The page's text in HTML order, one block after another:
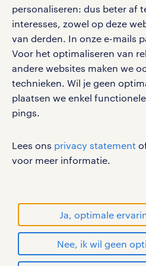
personaliseren: dus beter af
interesses, zowel op deze
van derden. In onze e-mails
Voor het optimaliseren van
andere websites maken we
technieken. Wil je geen
plaatsen we enkel
pings.
Lees ons privacy statement
voor meer informatie.
Ja, optimale
Nee, ik wil geen
werken bij randstad
gebruikersvoorwaarden
privacystatement
cookies
disclaimer
sitemap
RANDSTAD, HUMAN
WORLD OF WORK zijn